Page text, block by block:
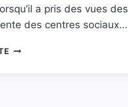
a pris des vues des
des centres sociaux…
PAUL